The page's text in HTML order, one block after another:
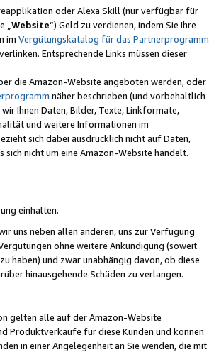
oder Alexa Skill (nur verfügbar für
Website“) Geld zu verdienen, indem Sie Ihre
im Vergütungskatalog für das Partnerprogramm
Entsprechende Links müssen dieser
die Amazon-Website angeboten werden, oder
näher beschrieben (und vorbehaltlich
Ihnen Daten, Bilder, Texte, Linkformate,
und weitere Informationen im
sich dabei ausdrücklich nicht auf Daten,
nicht um eine Amazon-Website handelt.
einhalten.
uns neben allen anderen, uns zur Verfügung
ohne weitere Ankündigung (soweit
haben) und zwar unabhängig davon, ob diese
hinausgehende Schäden zu verlangen.
gelten alle auf der Amazon-Website
Produktverkäufe für diese Kunden und können
in einer Angelegenheit an Sie wenden, die mit